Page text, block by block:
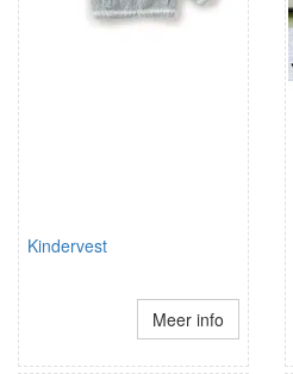
Kindervest
Meer info